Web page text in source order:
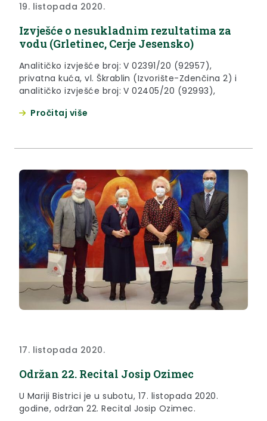
19. listopada 2020.
Izvješće o nesukladnim rezultatima za
vodu (Grletinec, Cerje Jesensko)
Analitičko izvješće broj: V 02391/20 (92957),
privatna kuća, vl. Škrablin (Izvorište-Zdenčina 2) i
analitičko izvješće broj: V 02405/20 (92993),
Pročitaj više
17. listopada 2020.
Održan 22. Recital Josip Ozimec
U Mariji Bistrici je u subotu, 17. listopada 2020.
godine, održan 22. Recital Josip Ozimec.